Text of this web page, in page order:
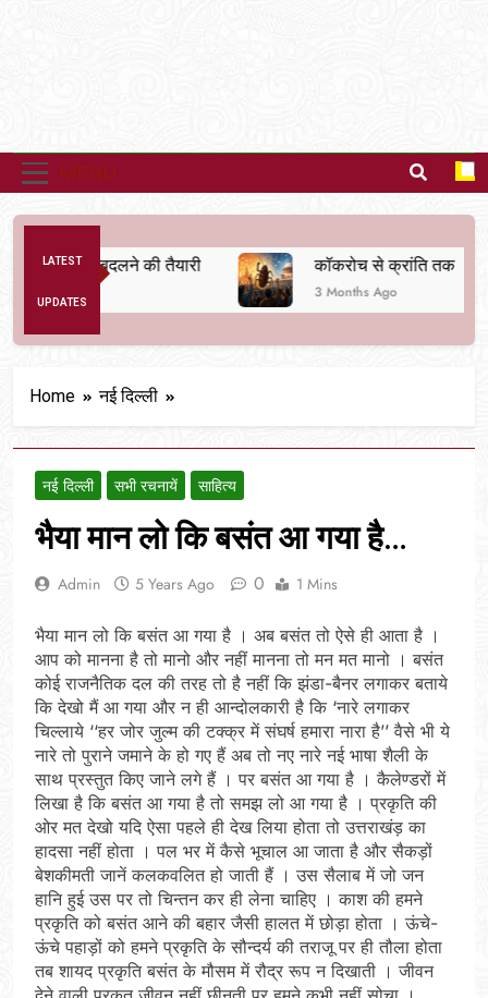
LATEST
UPDATES
बदलने की तैयारी कॉकरोच से क्रांति तक
3 Months Ago
Home नई दिल्ली
नई दिल्ली सभी रचनायें साहित्य
भैया मान लो कि बसंत आ गया है…
Admin 5 Years Ago 0 1 Mins
भैया मान लो कि बसंत आ गया है । अब बसंत तो ऐसे ही आता है ।
आप को मानना है तो मानो और नहीं मानना तो मन मत मानो । बसंत
कोई राजनैतिक दल की तरह तो है नहीं कि झंडा-बैनर लगाकर बताये
कि देखो मैं आ गया और न ही आन्दोलकारी है कि ‘नारे लगाकर
चिल्लाये ‘‘हर जोर जुल्म की टक्क्र में संघर्ष हमारा नारा है’’ वैसे भी ये
नारे तो पुराने जमाने के हो गए हैं अब तो नए नारे नई भाषा शैली के
साथ प्रस्तुत किए जाने लगे हैं । पर बसंत आ गया है । कैलेण्डरों में
लिखा है कि बसंत आ गया है तो समझ लो आ गया है । प्रकृति की
ओर मत देखो यदि ऐसा पहले ही देख लिया होता तो उत्तराखंड़ का
हादसा नहीं होता । पल भर में कैसे भूचाल आ जाता है और सैकड़ों
बेशकीमती जानें कलकवलित हो जाती हैं । उस सैलाब में जो जन
हानि हुई उस पर तो चिन्तन कर ही लेना चाहिए । काश की हमने
प्रकृति को बसंत आने की बहार जैसी हालत में छोड़ा होता । ऊंचे-
ऊंचे पहाड़ों को हमने प्रकृति के सौन्दर्य की तराजू पर ही तौला होता
तब शायद प्रकृति बसंत के मौसम में रौद्र रूप न दिखाती । जीवन